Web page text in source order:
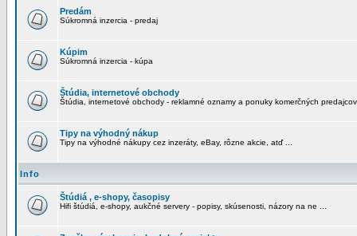
Predám
Súkromná inzercia - predaj
Kúpim
Súkromná inzercia - kúpa
Štúdia, internetové obchody
Štúdia, internetové obchody - reklamné oznamy a ponuky komerčných predajcov
Tipy na výhodný nákup
Tipy na výhodné nákupy cez inzeráty, eBay, rôzne akcie, atď ...
Info
Štúdiá , e-shopy, časopisy
Hifi štúdiá, e-shopy, aukčné servery - popisy, skúsenosti, názory na ne ...